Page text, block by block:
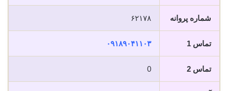
شماره پروانه ۶۲۱۷۸
تماس 1 ۰۹۱۸۹۰۴۱۱۰۳
تماس 2 0